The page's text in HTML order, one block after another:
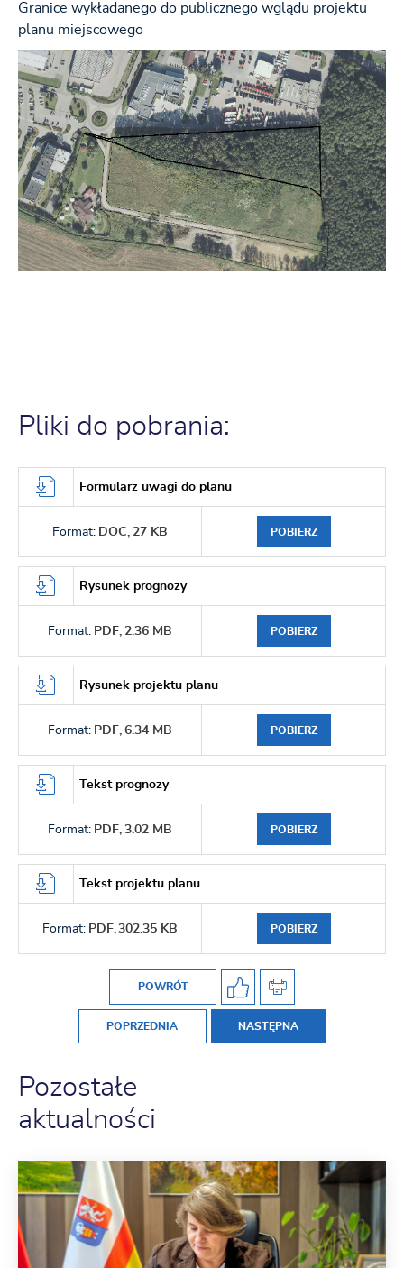
Granice wykładanego do publicznego wglądu projektu
planu miejscowego
Pliki do pobrania:
Formularz uwagi do planu
Format: DOC, 27 KB POBIERZ
Rysunek prognozy
Format: PDF, 2.36 MB POBIERZ
Rysunek projektu planu
Format: PDF, 6.34 MB POBIERZ
Tekst prognozy
Format: PDF, 3.02 MB POBIERZ
Tekst projektu planu
Format: PDF, 302.35 KB POBIERZ
POWRÓT
POPRZEDNIA NASTĘPNA
Pozostałe
aktualności